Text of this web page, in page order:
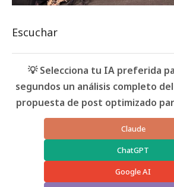
Escuchar
💡 Selecciona tu IA preferida
segundos un análisis completo
propuesta de post optimizado
Claude
ChatGPT
Google AI